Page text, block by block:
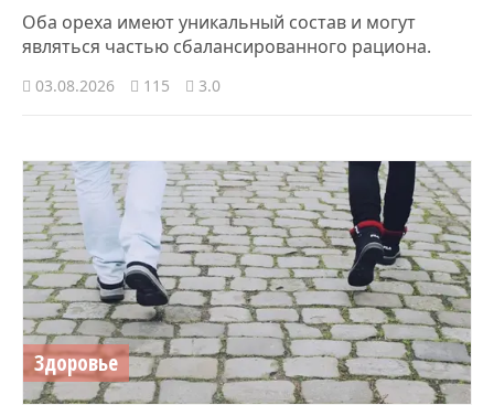
Оба ореха имеют уникальный состав и могут
являться частью сбалансированного рациона.
03.08.2026 115 3.0
Здоровье